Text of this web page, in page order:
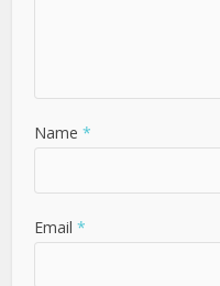
Name *
Email *